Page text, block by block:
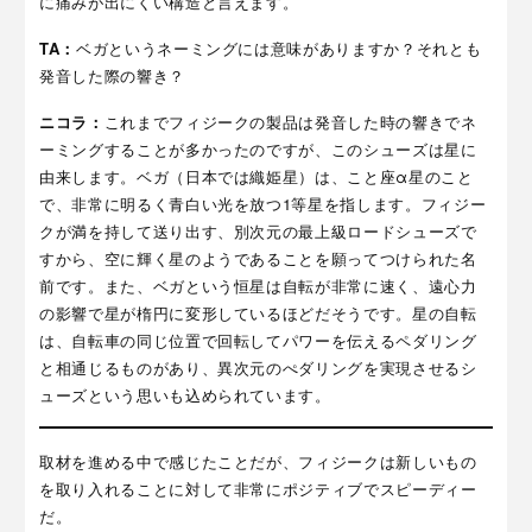
TA： ベガというネーミングには意味がありますか？それとも
発音した際の響き？
ニコラ： これまでフィジークの製品は発音した時の響きでネ
ーミングすることが多かったのですが、このシューズは星に
由来します。ベガ（日本では織姫星）は、こと座α星のこと
で、非常に明るく青白い光を放つ1等星を指します。フィジー
クが満を持して送り出す、別次元の最上級ロードシューズで
すから、空に輝く星のようであることを願ってつけられた名
前です。また、ベガという恒星は自転が非常に速く、遠心力
の影響で星が楕円に変形しているほどだそうです。星の自転
は、自転車の同じ位置で回転してパワーを伝えるペダリング
と相通じるものがあり、異次元のぺダリングを実現させるシ
ューズという思いも込められています。
取材を進める中で感じたことだが、フィジークは新しいもの
を取り入れることに対して非常にポジティブでスピーディー
だ。